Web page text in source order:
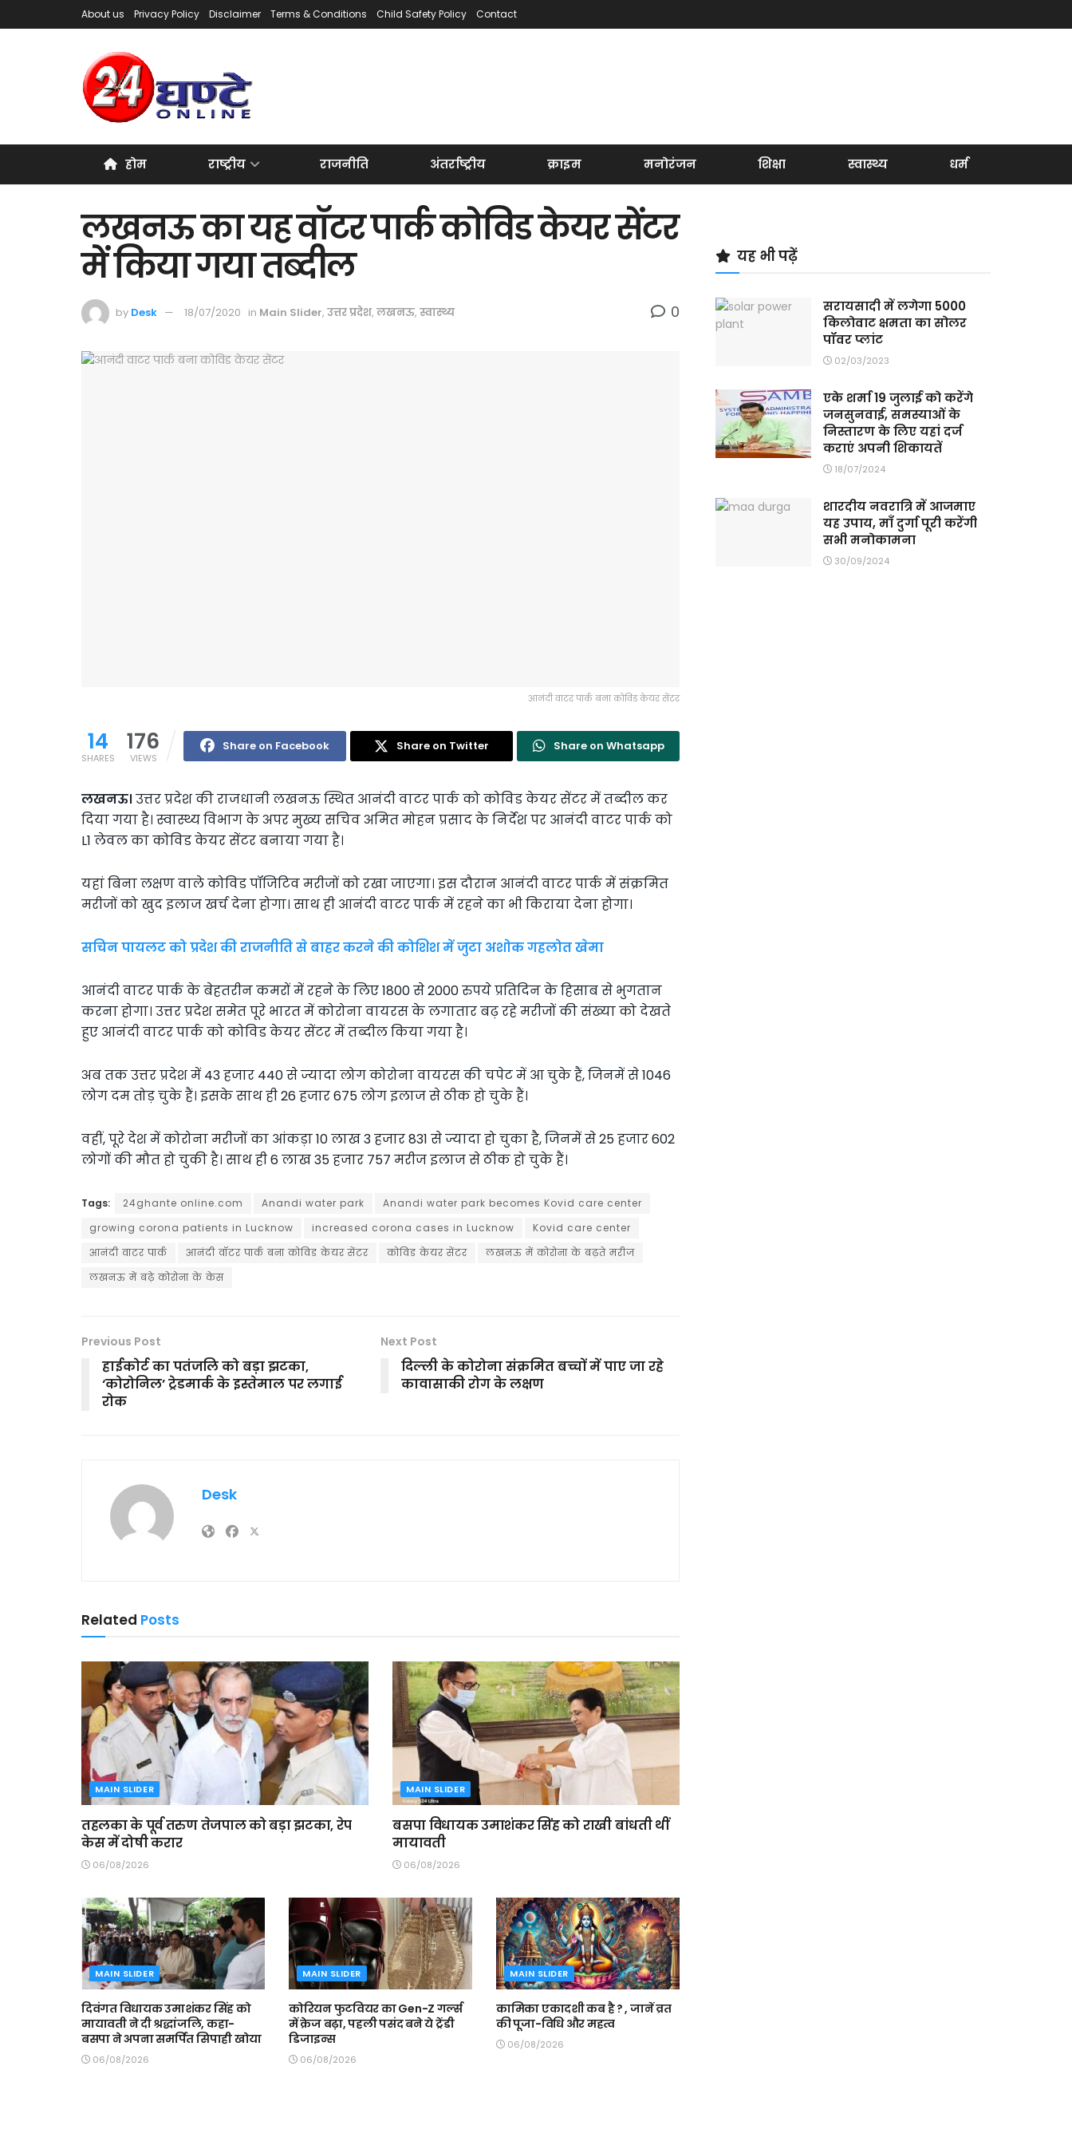
About us Privacy Policy Disclaimer Terms & Conditions Child Safety Policy Contact
होम राष्ट्रीय राजनीति अंतर्राष्ट्रीय क्राइम मनोरंजन शिक्षा स्वास्थ्य धर्म
लखनऊ का यह वॉटर पार्क कोविड केयर सेंटर
में किया गया तब्दील
by Desk 18/07/2020 in Main Slider, उत्तर प्रदेश, लखनऊ, स्वास्थ्य 0
आनंदी वाटर पार्क बना कोविड केयर सेंटर
14
SHARES
176
VIEWS
Share on Facebook Share on Twitter Share on Whatsapp
लखनऊ। उत्तर प्रदेश की राजधानी लखनऊ स्थित आनंदी वाटर पार्क को कोविड केयर सेंटर में तब्दील कर
दिया गया है। स्वास्थ्य विभाग के अपर मुख्य सचिव अमित मोहन प्रसाद के निर्देश पर आनंदी वाटर पार्क को
L1 लेवल का कोविड केयर सेंटर बनाया गया है।
यहां बिना लक्षण वाले कोविड पॉजिटिव मरीजों को रखा जाएगा। इस दौरान आनंदी वाटर पार्क में संक्रमित
मरीजों को खुद इलाज खर्च देना होगा। साथ ही आनंदी वाटर पार्क में रहने का भी किराया देना होगा।
सचिन पायलट को प्रदेश की राजनीति से बाहर करने की कोशिश में जुटा अशोक गहलोत खेमा
आनंदी वाटर पार्क के बेहतरीन कमरों में रहने के लिए 1800 से 2000 रुपये प्रतिदिन के हिसाब से भुगतान
करना होगा। उत्तर प्रदेश समेत पूरे भारत में कोरोना वायरस के लगातार बढ़ रहे मरीजों की संख्या को देखते
हुए आनंदी वाटर पार्क को कोविड केयर सेंटर में तब्दील किया गया है।
अब तक उत्तर प्रदेश में 43 हजार 440 से ज्यादा लोग कोरोना वायरस की चपेट में आ चुके हैं, जिनमें से 1046
लोग दम तोड़ चुके हैं। इसके साथ ही 26 हजार 675 लोग इलाज से ठीक हो चुके हैं।
वहीं, पूरे देश में कोरोना मरीजों का आंकड़ा 10 लाख 3 हजार 831 से ज्यादा हो चुका है, जिनमें से 25 हजार 602
लोगों की मौत हो चुकी है। साथ ही 6 लाख 35 हजार 757 मरीज इलाज से ठीक हो चुके हैं।
Tags: 24ghante online.com Anandi water park
Anandi water park becomes Kovid care center
growing corona patients in Lucknow
increased corona cases in Lucknow
Kovid care center
आनंदी वाटर पार्क
आनंदी वॉटर पार्क बना कोविड केयर सेंटर कोविड केयर सेंटर
लखनऊ में कोरोना के बढ़ते मरीज
लखनऊ में बढ़े कोरोना के केस
Previous Post
हाईकोर्ट का पतंजलि को बड़ा झटका,
‘कोरोनिल’ ट्रेडमार्क के इस्तेमाल पर लगाई
रोक
Next Post
दिल्ली के कोरोना संक्रमित बच्चों में पाए जा रहे
कावासाकी रोग के लक्षण
Desk
Related Posts
MAIN SLIDER
तहलका के पूर्व तरुण तेजपाल को बड़ा झटका, रेप
केस में दोषी करार
06/08/2026
MAIN SLIDER
बसपा विधायक उमाशंकर सिंह को राखी बांधती थीं
मायावती
06/08/2026
MAIN SLIDER
दिवंगत विधायक उमाशंकर सिंह को
मायावती ने दी श्रद्धांजलि, कहा-
बसपा ने अपना समर्पित सिपाही खोया
06/08/2026
MAIN SLIDER
कोरियन फुटवियर का Gen-Z गर्ल्स
में क्रेज बढ़ा, पहली पसंद बने ये ट्रेंडी
डिजाइन्स
06/08/2026
MAIN SLIDER
कामिका एकादशी कब है ? , जानें व्रत
की पूजा-विधि और महत्व
06/08/2026
यह भी पढ़ें
सरायसादी में लगेगा 5000
किलोवाट क्षमता का सोलर
पॉवर प्लांट
02/03/2023
एके शर्मा 19 जुलाई को करेंगे
जनसुनवाई, समस्याओं के
निस्तारण के लिए यहां दर्ज
कराएं अपनी शिकायतें
18/07/2024
शारदीय नवरात्रि में आजमाए
यह उपाय, माँ दुर्गा पूरी करेंगी
सभी मनोकामना
30/09/2024